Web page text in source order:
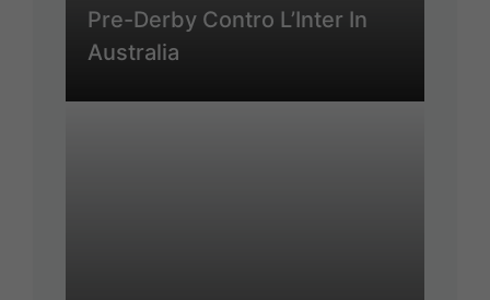
Pre-Derby Contro L’Inter In
Australia